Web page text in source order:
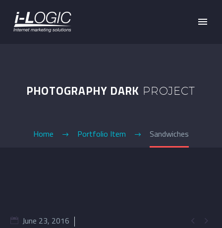
PHOTOGRAPHY DARK PROJECT
Home Portfolio Item Sandwiches
 
June 23, 2016